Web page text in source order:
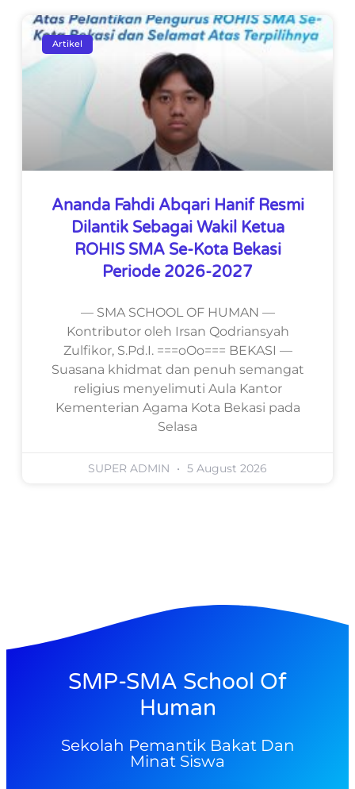
Artikel
Ananda Fahdi Abqari Hanif Resmi
Dilantik Sebagai Wakil Ketua
ROHIS SMA Se-Kota Bekasi
Periode 2026-2027
— SMA SCHOOL OF HUMAN —
Kontributor oleh Irsan Qodriansyah
Zulfikor, S.Pd.I. ===oOo=== BEKASI —
Suasana khidmat dan penuh semangat
religius menyelimuti Aula Kantor
Kementerian Agama Kota Bekasi pada
Selasa
SUPER ADMIN 5 August 2026
SMP-SMA School Of
Human
Sekolah Pemantik Bakat Dan
Minat Siswa